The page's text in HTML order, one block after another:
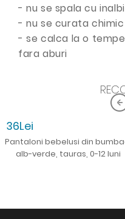
- nu se spala cu
- nu se curata chimic
- se calca la o
fara aburi
36Lei
Pantaloni bebelusi din
alb-verde, tauras, 0-12 luni